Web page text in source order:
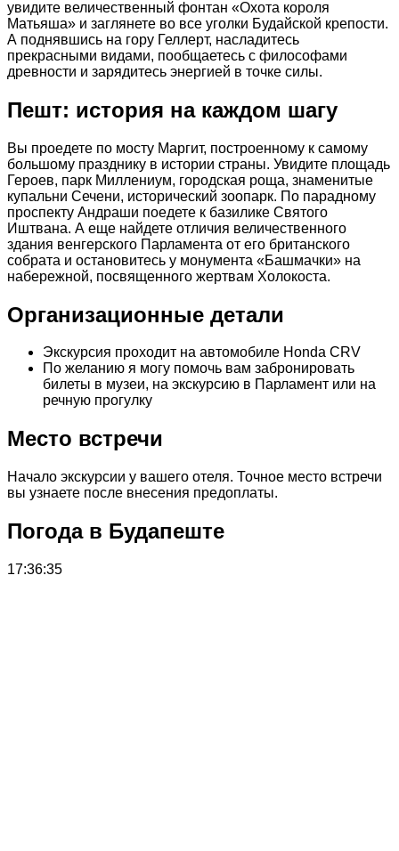
увидите величественный фонтан «Охота короля
Матьяша» и заглянете во все уголки Будайской крепости.
А поднявшись на гору Геллерт, насладитесь
прекрасными видами, пообщаетесь с философами
древности и зарядитесь энергией в точке силы.
Пешт: история на каждом шагу
Вы проедете по мосту Маргит, построенному к самому
большому празднику в истории страны. Увидите площадь
Героев, парк Миллениум, городская роща, знаменитые
купальни Сечени, исторический зоопарк. По парадному
проспекту Андраши поедете к базилике Святого
Иштвана. А еще найдете отличия величественного
здания венгерского Парламента от его британского
собрата и остановитесь у монумента «Башмачки» на
набережной, посвященного жертвам Холокоста.
Организационные детали
Экскурсия проходит на автомобиле Honda CRV
По желанию я могу помочь вам забронировать
билеты в музеи, на экскурсию в Парламент или на
речную прогулку
Место встречи
Начало экскурсии у вашего отеля. Точное место встречи
вы узнаете после внесения предоплаты.
Погода в Будапеште
17:36:35